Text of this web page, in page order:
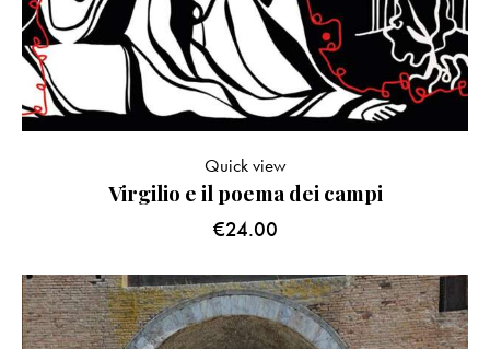
Virgilio e il poema dei campi
€24.00
Quick view